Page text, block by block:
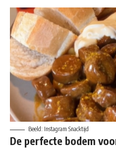
Beeld: Instagram Snacktijd
De perfecte bodem